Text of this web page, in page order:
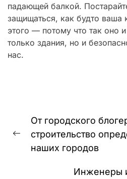
падающей балкой.
защищаться, как будто ваша
этого — потому что так оно
только здания, но и
нас.
по
записям
Предыдущая
запись:
От городского
строительство
наших городов
Инженеры